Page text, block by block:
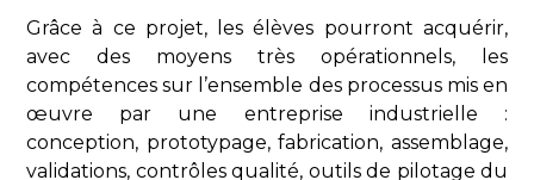
Grâce à ce projet, les élèves pourront acquérir,
avec des moyens très opérationnels, les
compétences sur l’ensemble des processus mis en
œuvre par une entreprise industrielle :
conception, prototypage, fabrication, assemblage,
validations, contrôles qualité, outils de pilotage du